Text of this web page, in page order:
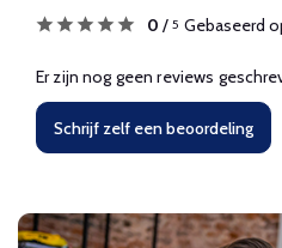
0 / 5 Gebaseerd
Er zijn nog geen reviews
Schrijf zelf een beoordeling